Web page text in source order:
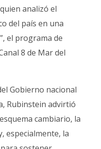
analizó el
del país en una
el programa de
8 de Mar del
Gobierno nacional
Rubinstein advirtió
cambiario, la
especialmente, la